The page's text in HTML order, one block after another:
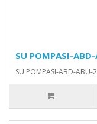
SU POMPASI-
SU POMPASI-ABD-